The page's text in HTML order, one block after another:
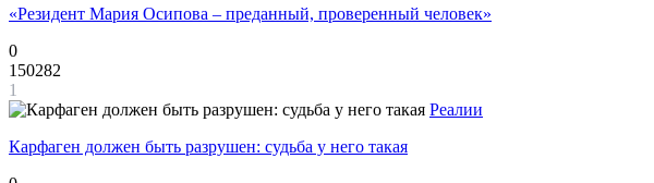
«Резидент Мария Осипова – преданный, проверенный человек»
0
150282
1
Реалии
Карфаген должен быть разрушен: судьба у него такая